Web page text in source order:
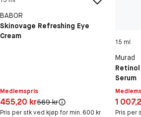
BABOR
Skinovage Refreshing Eye
Cream
Medlemspris
Pris: 455,20 kr
455,20 krOriginal pris:
569 kr
Pris per stk ved kjøp for min. 600 kr
15 ml
Murad
Retinol
Serum
Pris: 1
1
Pris per